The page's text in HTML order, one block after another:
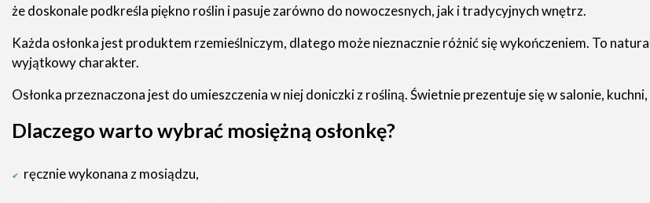
że doskonale podkreśla piękno roślin i pasuje zarówno do nowoczesnych, jak i tradycyjnych wnętrz.
Każda osłonka jest produktem rzemieślniczym, dlatego może nieznacznie różnić się wykończeniem. To
wyjątkowy charakter.
Osłonka przeznaczona jest do umieszczenia w niej doniczki z rośliną. Świetnie prezentuje się w salonie,
Dlaczego warto wybrać mosiężną osłonkę?
ręcznie wykonana z mosiądzu,